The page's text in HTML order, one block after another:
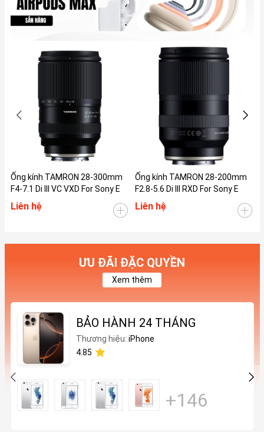
Ống kính TAMRON 28-300mm
F4-7.1 Di III VC VXD For Sony E
Liên hệ
Ống kính TAMRON 28-200mm
F2.8-5.6 Di III RXD For Sony E
Liên hệ
ƯU ĐÃI ĐẶC QUYỀN
Xem thêm
BẢO HÀNH 24 THÁNG
Thương hiệu: iPhone
4.85
+146